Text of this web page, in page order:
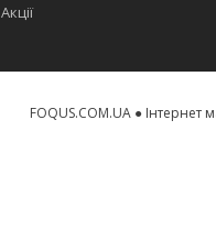
Акції